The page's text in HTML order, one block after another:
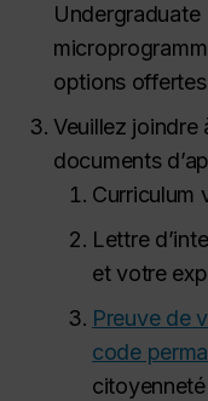
options
Veuillez joindre
documents
Lettre
et votre
Preuve de
code